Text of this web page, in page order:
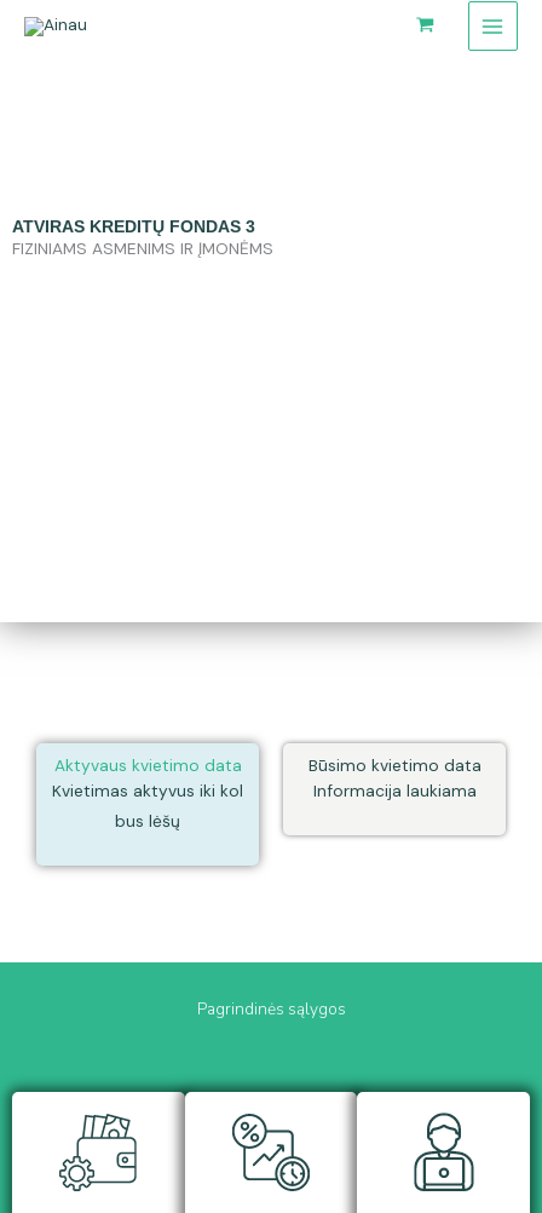
Pereiti
prie
ATVIRAS KREDITŲ FONDAS 3
FIZINIAMS ASMENIMS IR ĮMONĖMS
Aktyvaus kvietimo data
Kvietimas aktyvus iki kol
bus lėšų
Būsimo kvietimo data
Informacija laukiama
Pagrindinės sąlygos